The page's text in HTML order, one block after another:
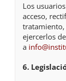
Los
acceso,
tratamiento,
ejercerlos
a
6.